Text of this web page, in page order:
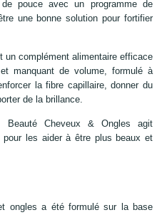
pouce avec un programme de
une bonne solution pour fortifier
un complément alimentaire efficace
manquant de volume, formulé à
la fibre capillaire, donner du
de la brillance.
Beauté Cheveux & Ongles agit
les aider à être plus beaux et
ongles a été formulé sur la base